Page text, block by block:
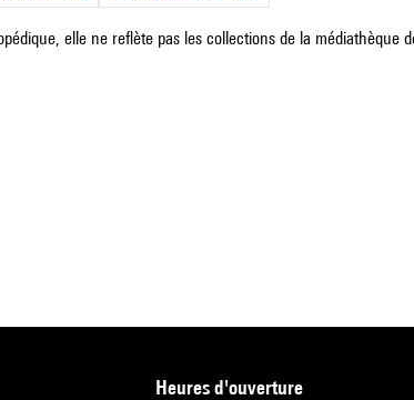
elle ne reflète pas les collections de la médiathèque
heures d'ouverture